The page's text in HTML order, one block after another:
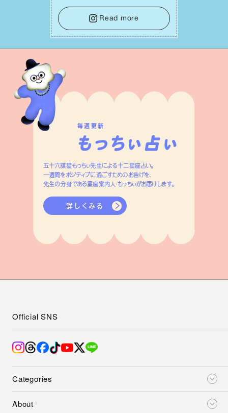
をそっと⼿放し、⽬の前のことに集中しま
しょう。そのブレない決意が、あなたにと
って有意義で安定した成果を引き寄せま
す。
Read more
毎週更新
五十六謀星もっちぃ先生による十二星座占い。
一週間をポジティブに過ごすためのお告げを、
先生の分身である星座案内人・もっちぃがお届けします。
詳しくみる
Categories
About
Official SNS